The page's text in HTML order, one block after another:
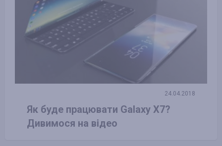
24.04.2018
Як буде працювати Galaxy X7?
Дивимося на відео